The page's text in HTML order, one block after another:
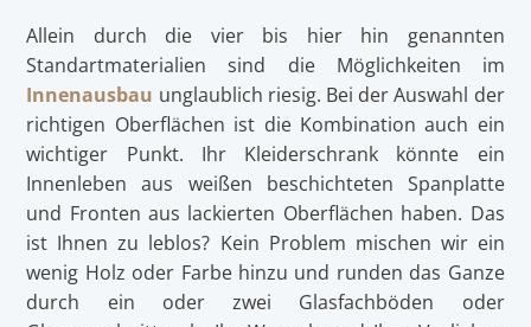
Allein durch die vier bis hier hin genannten
Standartmaterialien sind die Möglichkeiten im
Innenausbau unglaublich riesig. Bei der Auswahl der
richtigen Oberflächen ist die Kombination auch ein
wichtiger Punkt. Ihr Kleiderschrank könnte ein
Innenleben aus weißen beschichteten Spanplatte
und Fronten aus lackierten Oberflächen haben. Das
ist Ihnen zu leblos? Kein Problem mischen wir ein
wenig Holz oder Farbe hinzu und runden das Ganze
durch ein oder zwei Glasfachböden oder